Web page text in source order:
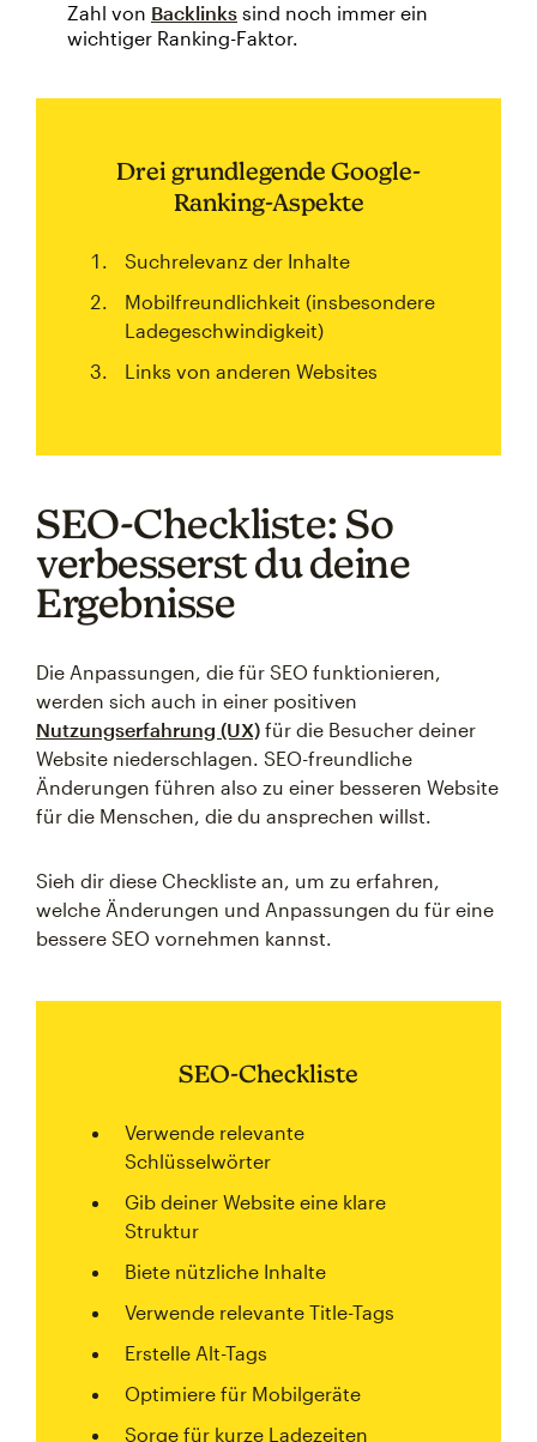
Zahl von Backlinks sind noch immer ein
wichtiger Ranking-Faktor.
Drei grundlegende Google-
Ranking-Aspekte
Suchrelevanz der Inhalte
Mobilfreundlichkeit (insbesondere
Ladegeschwindigkeit)
Links von anderen Websites
SEO-Checkliste: So
verbesserst du deine
Ergebnisse
Die Anpassungen, die für SEO funktionieren,
werden sich auch in einer positiven
Nutzungserfahrung (UX) für die Besucher deiner
Website niederschlagen. SEO-freundliche
Änderungen führen also zu einer besseren Website
für die Menschen, die du ansprechen willst.
Sieh dir diese Checkliste an, um zu erfahren,
welche Änderungen und Anpassungen du für eine
bessere SEO vornehmen kannst.
SEO-Checkliste
Verwende relevante
Schlüsselwörter
Gib deiner Website eine klare
Struktur
Biete nützliche Inhalte
Verwende relevante Title-Tags
Erstelle Alt-Tags
Optimiere für Mobilgeräte
Sorge für kurze Ladezeiten